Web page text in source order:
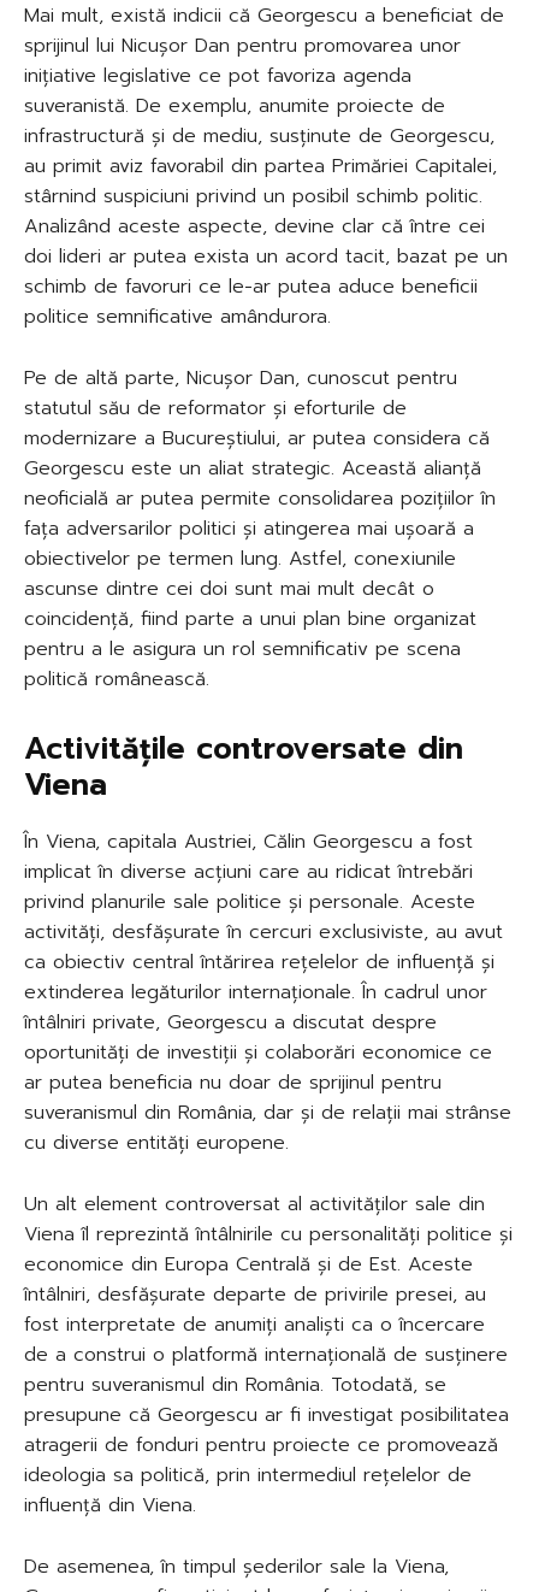
Mai mult, există indicii că Georgescu a beneficiat de
sprijinul lui Nicușor Dan pentru promovarea unor
inițiative legislative ce pot favoriza agenda
suveranistă. De exemplu, anumite proiecte de
infrastructură și de mediu, susținute de Georgescu,
au primit aviz favorabil din partea Primăriei Capitalei,
stârnind suspiciuni privind un posibil schimb politic.
Analizând aceste aspecte, devine clar că între cei
doi lideri ar putea exista un acord tacit, bazat pe un
schimb de favoruri ce le-ar putea aduce beneficii
politice semnificative amândurora.
Pe de altă parte, Nicușor Dan, cunoscut pentru
statutul său de reformator și eforturile de
modernizare a Bucureștiului, ar putea considera că
Georgescu este un aliat strategic. Această alianță
neoficială ar putea permite consolidarea pozițiilor în
fața adversarilor politici și atingerea mai ușoară a
obiectivelor pe termen lung. Astfel, conexiunile
ascunse dintre cei doi sunt mai mult decât o
coincidență, fiind parte a unui plan bine organizat
pentru a le asigura un rol semnificativ pe scena
politică românească.
Activitățile controversate din
Viena
În Viena, capitala Austriei, Călin Georgescu a fost
implicat în diverse acțiuni care au ridicat întrebări
privind planurile sale politice și personale. Aceste
activități, desfășurate în cercuri exclusiviste, au avut
ca obiectiv central întărirea rețelelor de influență și
extinderea legăturilor internaționale. În cadrul unor
întâlniri private, Georgescu a discutat despre
oportunități de investiții și colaborări economice ce
ar putea beneficia nu doar de sprijinul pentru
suveranismul din România, dar și de relații mai strânse
cu diverse entități europene.
Un alt element controversat al activităților sale din
Viena îl reprezintă întâlnirile cu personalități politice și
economice din Europa Centrală și de Est. Aceste
întâlniri, desfășurate departe de privirile presei, au
fost interpretate de anumiți analiști ca o încercare
de a construi o platformă internațională de susținere
pentru suveranismul din România. Totodată, se
presupune că Georgescu ar fi investigat posibilitatea
atragerii de fonduri pentru proiecte ce promovează
ideologia sa politică, prin intermediul rețelelor de
influență din Viena.
De asemenea, în timpul șederilor sale la Viena,